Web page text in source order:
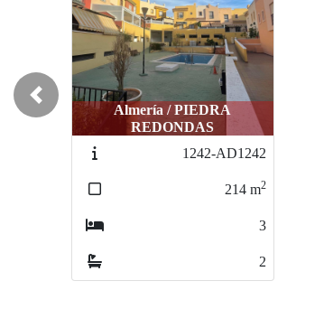
Almería / PIEDRA
REDONDAS
1242-AD1242
214 m2
3
2
Previous